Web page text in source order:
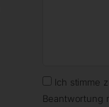
Ich stimme
Beantwortung